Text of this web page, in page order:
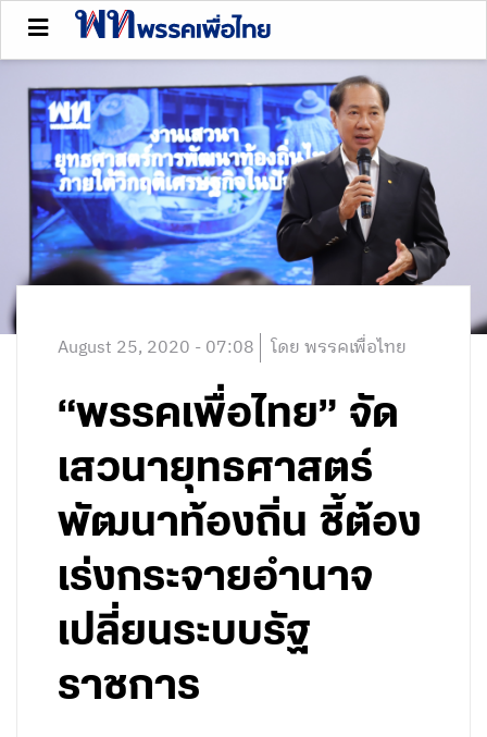
August 25, 2020 - 07:08 โดย พรรคเพื่อไทย
“พรรคเพื่อไทย” จัด
เสวนายุทธศาสตร์
พัฒนาท้องถิ่น ชี้ต้อง
เร่งกระจายอำนาจ
เปลี่ยนระบบรัฐ
ราชการ